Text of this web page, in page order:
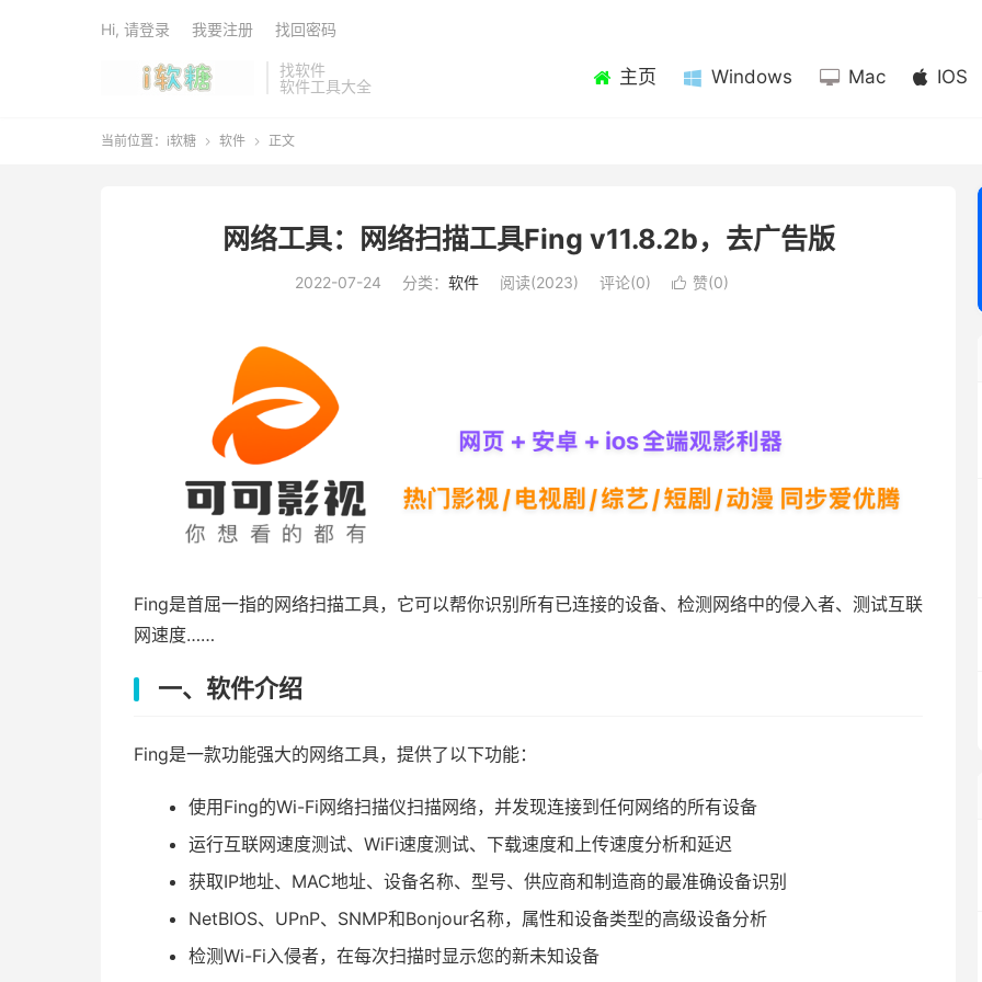
找软件
软件工具大全
主页 Windows Mac IOS
Hi, 请登录 我要注册 找回密码
当前位置： i软糖  软件  正文
网络工具：网络扫描工具Fing v11.8.2b，去广告版
2022-07-24 分类： 软件 阅读(2023) 评论(0)  赞(0)
Fing是首屈一指的网络扫描工具，它可以帮你识别所有已连接的设备、检测网络中的侵入者、测试互联
网速度……
一、软件介绍
Fing是一款功能强大的网络工具，提供了以下功能：
使用Fing的Wi-Fi网络扫描仪扫描网络，并发现连接到任何网络的所有设备
运行互联网速度测试、WiFi速度测试、下载速度和上传速度分析和延迟
获取IP地址、MAC地址、设备名称、型号、供应商和制造商的最准确设备识别
NetBIOS、UPnP、SNMP和Bonjour名称，属性和设备类型的高级设备分析
检测Wi-Fi入侵者，在每次扫描时显示您的新未知设备